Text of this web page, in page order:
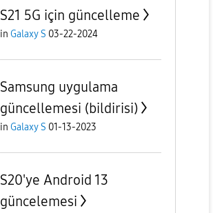
S21 5G için güncelleme
in Galaxy S 03-22-2024
Samsung uygulama
güncellemesi (bildirisi)
in Galaxy S 01-13-2023
S20'ye Android 13
güncelemesi